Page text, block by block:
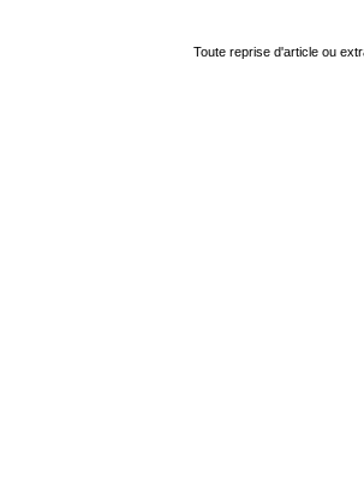
Toute reprise d'article ou